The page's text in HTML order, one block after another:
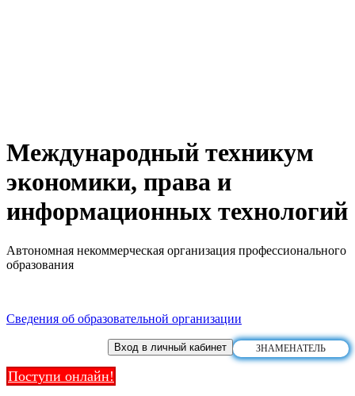
Международный техникум
экономики, права и
информационных технологий
Автономная некоммерческая организация профессионального
образования
Сведения об образовательной организации
ЗНАМЕНАТЕЛЬ
Вход в личный кабинет
Поступи онлайн!